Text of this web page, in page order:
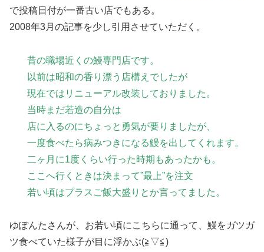
で投稿日付が一番古い店でもある。
2008年3月の記事を少し引用させていただく。
昔の職場近くの鰻専門店です。
以前は昭和の香り漂う店構えでしたが
現在ではリニューアル改装しておりました。
当時まだ若造の自分は
店に入るのにちょっと勇気が要りましたが、
一度食べたら病みつきになる鰻を出してくれます。
二ヶ月に1度くらい行った時期もあったかも。
ここへ行くときは決まって”最上”を注文
若い頃はプラスご飯大盛りとか言ってました。
ゆぽんたさんが、お若い頃にこちらに通って、鰻をガツガ
ツ食べていた様子が目に浮かぶ(≧▽≦)